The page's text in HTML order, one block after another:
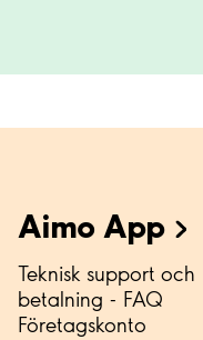
Aimo App
Teknisk support och
betalning - FAQ
Företagskonto